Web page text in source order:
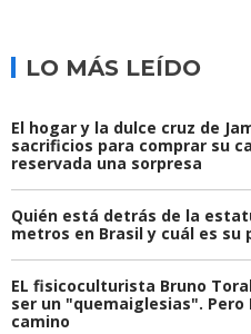
LO MÁS LEÍDO
El hogar y la dulce cruz de
sacrificios para comprar su
reservada una sorpresa
Quién está detrás de la
metros en Brasil y cuál es su
EL fisicoculturista Bruno
ser un "quemaiglesias". Pero
camino